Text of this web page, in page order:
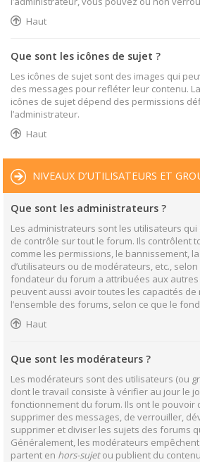
Haut
Que sont les icônes de sujet ?
Les icônes de sujet sont des images qui
des messages pour refléter leur contenu.
icônes de sujet dépend des permissions
l’administrateur.
Haut
NIVEAUX D’UTILISATEURS ET
Que sont les administrateurs ?
Les administrateurs sont les utilisateurs
de contrôle sur tout le forum. Ils contrôlent
comme les permissions, le bannissement,
d’utilisateurs ou de modérateurs, etc.,
fondateur du forum a attribuées aux
peuvent aussi avoir toutes les capacités
l’ensemble des forums, selon ce que le
Haut
Que sont les modérateurs ?
Les modérateurs sont des utilisateurs (ou
dont le travail consiste à vérifier au jour le
fonctionnement du forum. Ils ont le pouvoir
supprimer des messages, de verrouiller,
supprimer et diviser les sujets des forums
Généralement, les modérateurs
partent en hors-sujetou publient du